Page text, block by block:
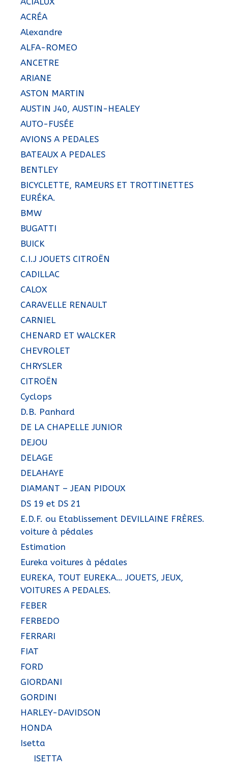
ACRÉA
Alexandre
ALFA-ROMEO
ANCETRE
ARIANE
ASTON MARTIN
AUSTIN J40, AUSTIN-HEALEY
AUTO-FUSÉE
AVIONS A PEDALES
BATEAUX A PEDALES
BENTLEY
BICYCLETTE, RAMEURS ET TROTTINETTES
EURÉKA.
BMW
BUGATTI
BUICK
C.I.J JOUETS CITROËN
CADILLAC
CALOX
CARAVELLE RENAULT
CARNIEL
CHENARD ET WALCKER
CHEVROLET
CHRYSLER
CITROËN
Cyclops
D.B. Panhard
DE LA CHAPELLE JUNIOR
DEJOU
DELAGE
DELAHAYE
DIAMANT – JEAN PIDOUX
DS 19 et DS 21
E.D.F. ou Etablissement DEVILLAINE FRÈRES.
voiture à pédales
Estimation
Eureka voitures à pédales
EUREKA, TOUT EUREKA… JOUETS, JEUX,
VOITURES A PEDALES.
FEBER
FERBEDO
FERRARI
FIAT
FORD
GIORDANI
GORDINI
HARLEY-DAVIDSON
HONDA
Isetta
ISETTA